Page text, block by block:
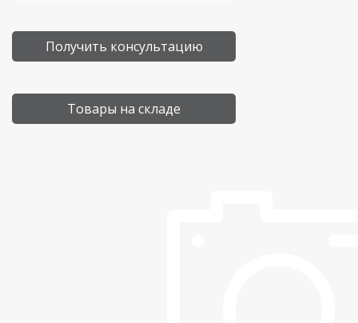
Получить консультацию
Товары на складе